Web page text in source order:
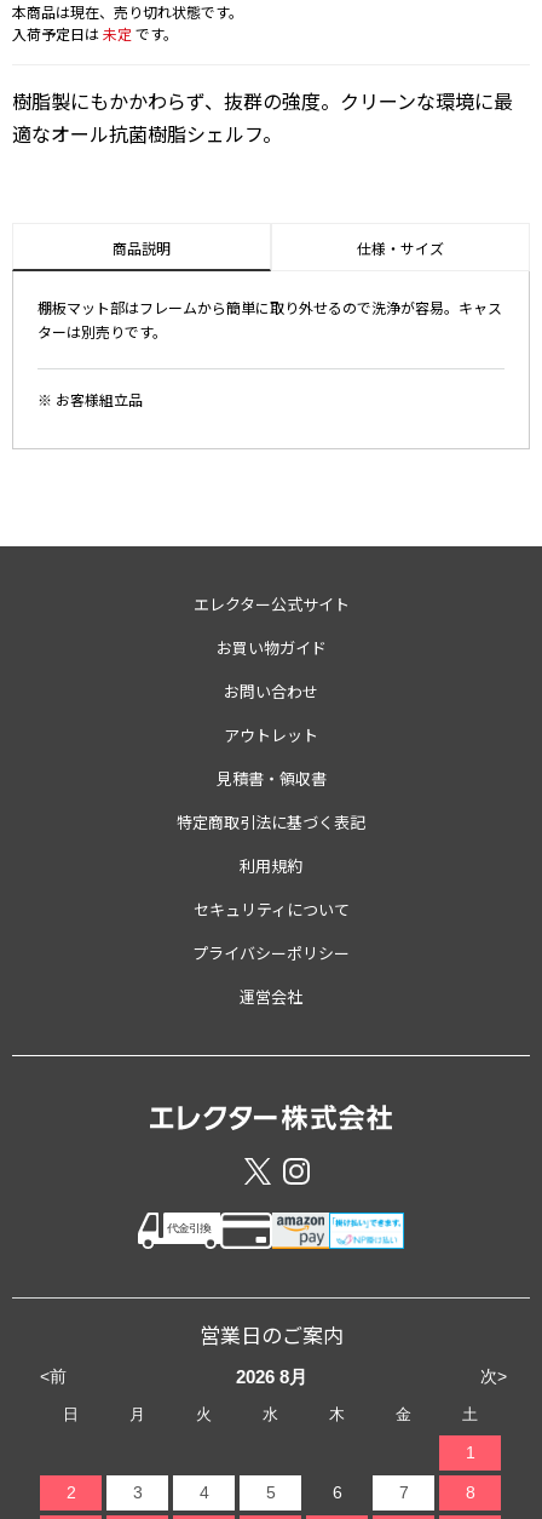
本商品は現在、売り切れ状態です。
入荷予定日は未定 です。
樹脂製にもかかわらず、抜群の強度。クリーンな環境に最
適なオール抗菌樹脂シェルフ。
商品説明 仕様・サイズ
棚板マット部はフレームから簡単に取り外せるので洗浄が容易。キャス
ターは別売りです。
※ お客様組立品
エレクター公式サイト
お買い物ガイド
お問い合わせ
アウトレット
見積書・領収書
特定商取引法に基づく表記
利用規約
セキュリティについて
プライバシーポリシー
運営会社
営業日のご案内
<前 次>
2026 8月
日 月 火 水 木 金 土
1
2 3 4 5 6 7 8